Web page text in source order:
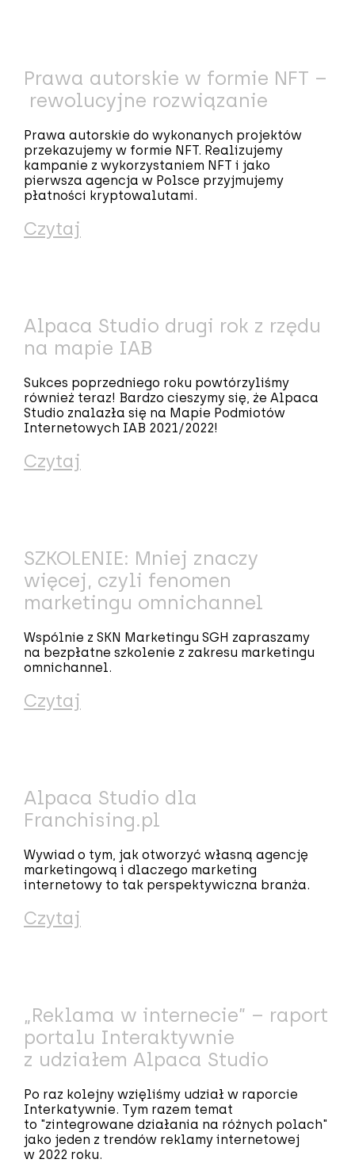
Prawa autorskie w formie NFT –
rewolucyjne rozwiązanie
Prawa autorskie do wykonanych projektów
przekazujemy w formie NFT. Realizujemy
kampanie z wykorzystaniem NFT i jako
pierwsza agencja w Polsce przyjmujemy
płatności kryptowalutami.
Czytaj
Alpaca Studio drugi rok z rzędu
na mapie IAB
Sukces poprzedniego roku powtórzyliśmy
również teraz! Bardzo cieszymy się, że Alpaca
Studio znalazła się na Mapie Podmiotów
Internetowych IAB 2021/2022!
Czytaj
SZKOLENIE: Mniej znaczy
więcej, czyli fenomen
marketingu omnichannel
Wspólnie z SKN Marketingu SGH zapraszamy
na bezpłatne szkolenie z zakresu marketingu
omnichannel.
Czytaj
Alpaca Studio dla
Franchising.pl
Wywiad o tym, jak otworzyć własną agencję
marketingową i dlaczego marketing
internetowy to tak perspektywiczna branża.
Czytaj
„Reklama w internecie” – raport
portalu Interaktywnie
z udziałem Alpaca Studio
Po raz kolejny wzięliśmy udział w raporcie
Interkatywnie. Tym razem temat
to "zintegrowane działania na różnych polach"
jako jeden z trendów reklamy internetowej
w 2022 roku.